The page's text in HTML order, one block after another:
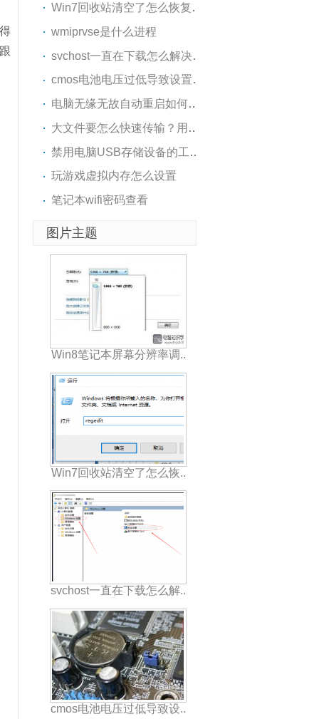
Win7回收站清空了怎么恢复?恢..
wmiprvse是什么进程
svchost一直在下载怎么解决？..
cmos电池电压过低导致设置丢失
电脑无缘无故自动重启如何解..
大文件要怎么快速传输？用Sen..
禁用电脑USB存储设备的工具推..
玩游戏虚拟内存怎么设置
笔记本wifi密码查看
图片主题
Win8笔记本屏幕分辨率调..
Win7回收站清空了怎么恢..
svchost一直在下载怎么解..
cmos电池电压过低导致设..